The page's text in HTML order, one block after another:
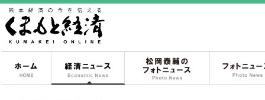
経済ニュース